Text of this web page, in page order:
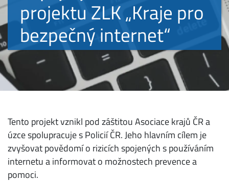
projektu ZLK „Kraje pro
bezpečný internet“
Tento projekt vznikl pod záštitou Asociace krajů ČR a
úzce spolupracuje s Policií ČR. Jeho hlavním cílem je
zvyšovat povědomí o rizicích spojených s používáním
internetu a informovat o možnostech prevence a
pomoci.